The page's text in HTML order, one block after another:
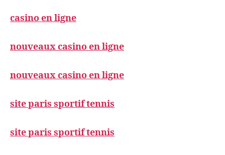
casino en ligne
nouveaux casino en ligne
nouveaux casino en ligne
site paris sportif tennis
site paris sportif tennis